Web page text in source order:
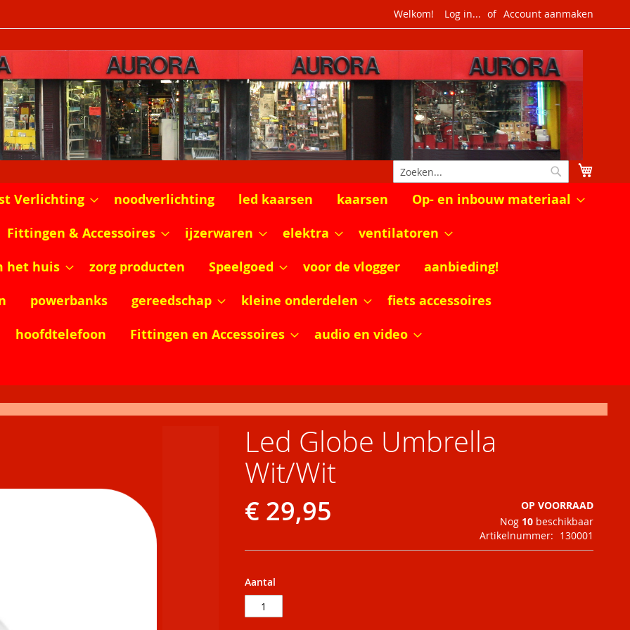
Welkom! Log in... Account aanmaken
Zoek
Verlichting noodverlichting led kaarsen kaarsen
Op- en inbouw materiaal
Fittingen & Accessoires ijzerwaren elektra
ventilatoren
het huis zorg producten Speelgoed voor de vlogger
aanbieding!
powerbanks gereedschap kleine onderdelen
fiets accessoires
hoofdtelefoon Fittingen en Accessoires
audio en video
Led Globe Umbrella
Wit/Wit
€ 29,95
OP VOORRAAD
Nog 10 beschikbaar
Artikelnummer
130001
Aantal